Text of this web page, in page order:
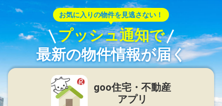
お気に入りの物件を見逃さない！
プッシュ通知で
最新の物件情報が届く
goo住宅・不動産
アプリ